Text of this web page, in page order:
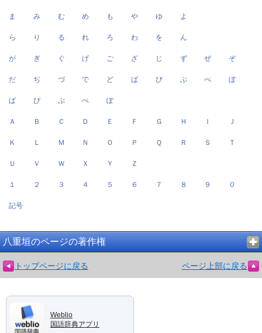
ま み む め も や ゆ よ
ら り る れ ろ わ を ん
が ぎ ぐ げ ご ざ じ ず ぜ ぞ
だ ぢ づ で ど ば び ぶ べ ぼ
ぱ ぴ ぷ ぺ ぽ
Ａ Ｂ Ｃ Ｄ Ｅ Ｆ Ｇ Ｈ Ｉ Ｊ
Ｋ Ｌ Ｍ Ｎ Ｏ Ｐ Ｑ Ｒ Ｓ Ｔ
Ｕ Ｖ Ｗ Ｘ Ｙ Ｚ
１ ２ ３ ４ ５ ６ ７ ８ ９ ０
記号
八重垣のページの著作権
トップページに戻る ページ上部に戻る
Weblio
国語辞典アプリ